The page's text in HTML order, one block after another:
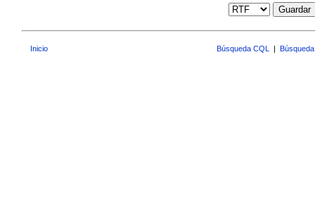
Guardar
Inicio Búsqueda CQL